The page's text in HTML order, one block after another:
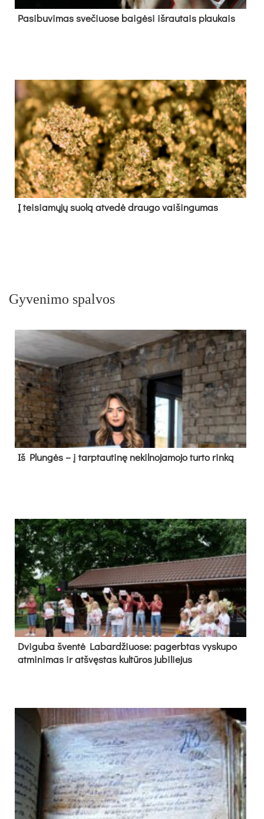
Pa­si­bu­vi­mas sve­čiuo­se bai­gė­si iš­rau­tais plau­kais
Į tei­sia­mų­jų suo­lą at­ve­dė drau­go vai­šin­gu­mas
Gyvenimo spalvos
Iš Plungės – į tarptautinę nekilnojamojo turto rinką
Dvi­gu­ba šven­tė La­bar­džiuo­se: pa­gerb­tas vys­ku­po
at­mi­ni­mas ir at­švęs­tas kul­tū­ros ju­bi­lie­jus